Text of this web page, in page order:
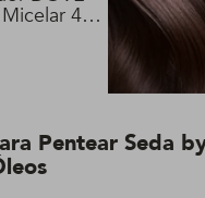
400
Pentear Seda